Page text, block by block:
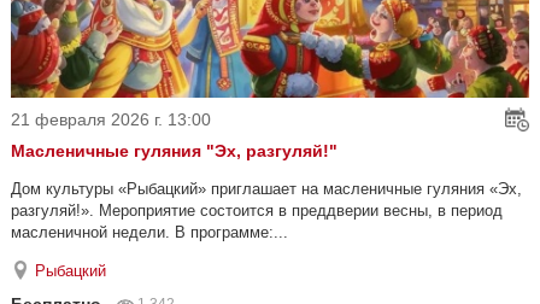
21 февраля 2026 г. 13:00
Масленичные гуляния "Эх, разгуляй!"
Дом культуры «Рыбацкий» приглашает на масленичные гуляния «Эх,
разгуляй!». Мероприятие состоится в преддверии весны, в период
масленичной недели. В программе:...
Рыбацкий